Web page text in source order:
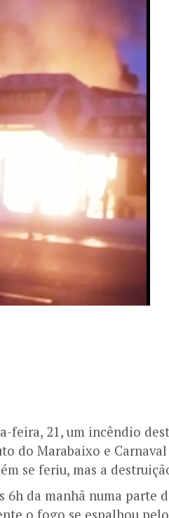
feira, 21, um incêndio
do Marabaixo e Carnaval
se feriu, mas a
da manhã numa parte
o fogo se espalhou